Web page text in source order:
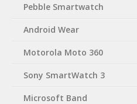
Pebble Smartwatch
Android Wear
Motorola Moto 360
Sony SmartWatch 3
Microsoft Band